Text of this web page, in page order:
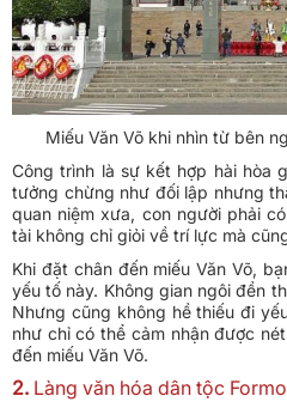
Miếu Văn Võ khi nhìn từ bên
Công trình là sự kết hợp hài hòa
tưởng chừng như đối lập nhưng
quan niệm xưa, con người phải
tài không chỉ giỏi về trí lực mà
Khi đặt chân đến miếu Văn Võ,
yếu tố này. Không gian ngôi đền
Nhưng cũng không hề thiếu đi
như chỉ có thể cảm nhận được
đến miếu Văn Võ.
2. Làng văn hóa dân tộc